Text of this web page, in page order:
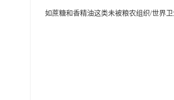
如蔗糖和香精油这类未被粮农组织/世界